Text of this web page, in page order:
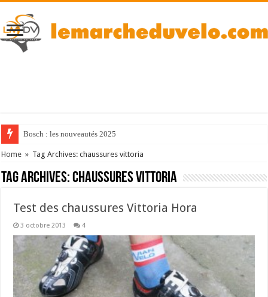
Bosch : les nouveautés 2025
Home » Tag Archives: chaussures vittoria
Tag Archives:chaussures vittoria
Test des chaussures Vittoria Hora
3 octobre 2013 4